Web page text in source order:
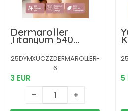
Dermaroller
Titanyum 540
İğneli 1 mm Cilt
Yenileme ve Anti
Aging Etkisi
25DYMXUCZZDERMAROLLER-
6
3 EUR 5